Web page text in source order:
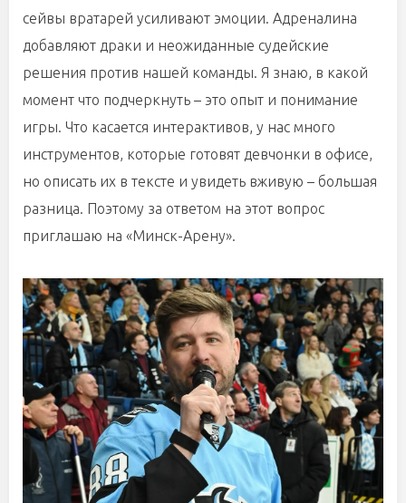
сейвы вратарей усиливают эмоции. Адреналина
добавляют драки и неожиданные судейские
решения против нашей команды. Я знаю, в какой
момент что подчеркнуть – это опыт и понимание
игры. Что касается интерактивов, у нас много
инструментов, которые готовят девчонки в офисе,
но описать их в тексте и увидеть вживую – большая
разница. Поэтому за ответом на этот вопрос
приглашаю на «Минск-Арену».